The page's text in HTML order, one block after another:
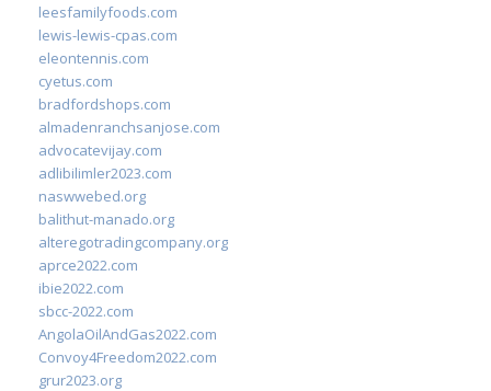
leesfamilyfoods.com
lewis-lewis-cpas.com
eleontennis.com
cyetus.com
bradfordshops.com
almadenranchsanjose.com
advocatevijay.com
adlibilimler2023.com
naswwebed.org
balithut-manado.org
alteregotradingcompany.org
aprce2022.com
ibie2022.com
sbcc-2022.com
AngolaOilAndGas2022.com
Convoy4Freedom2022.com
grur2023.org